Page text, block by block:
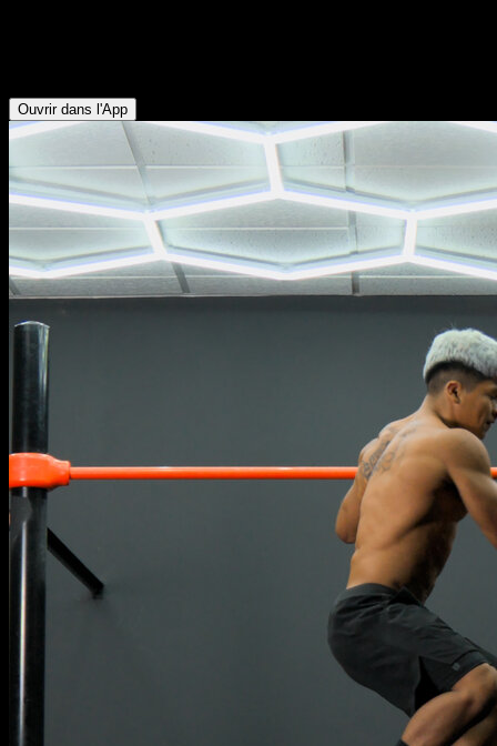
Ouvrir dans l'App